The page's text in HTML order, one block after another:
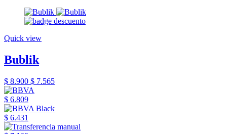
Quick view
Bublik
$ 8.900 $ 7.565
$ 6.809
$ 6.431